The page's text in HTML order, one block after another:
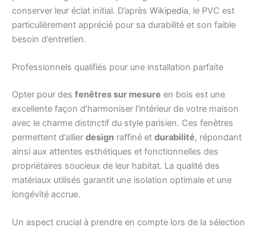
conserver leur éclat initial. D’après Wikipedia, le PVC est
particulièrement apprécié pour sa durabilité et son faible
besoin d’entretien.
Professionnels qualifiés pour une installation parfaite
Opter pour des fenêtres sur mesure en bois est une
excellente façon d’harmoniser l’intérieur de votre maison
avec le charme distinctif du style parisien. Ces fenêtres
permettent d’allier design raffiné et durabilité, répondant
ainsi aux attentes esthétiques et fonctionnelles des
propriétaires soucieux de leur habitat. La qualité des
matériaux utilisés garantit une isolation optimale et une
longévité accrue.
Un aspect crucial à prendre en compte lors de la sélection